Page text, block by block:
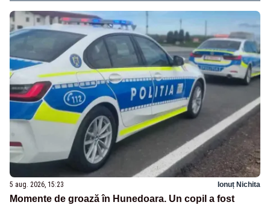
5 aug. 2026, 15:23 Ionuț Nichita
Momente de groază în Hunedoara. Un copil a fost